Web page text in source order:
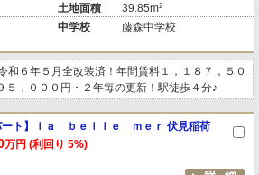
土地面積
39.85m2
中学校 藤森中学校
６年５月全改装済！年間賃料１，１８７，５０
５，０００円・２年毎の更新！駅徒歩４分♪
ート】ｌａ ｂｅｌｌｅ ｍｅｒ 伏見稲荷
万円 (利回り 5%)